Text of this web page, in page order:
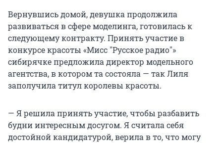
Вернувшись домой, девушка продолжила
развиваться в сфере моделинга, готовилась к
следующему контракту. Принять участие в
конкурсе красоты «Мисс "Русское радио"»
сибирячке предложила директор модельного
агентства, в котором та состояла — так Лиля
заполучила титул королевы красоты.
— Я решила принять участие, чтобы разбавить
будни интересным досугом. Я считала себя
достойной кандидатурой, верила в то, что могу